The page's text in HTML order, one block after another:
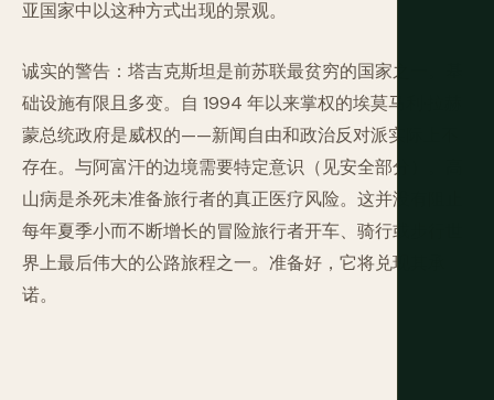
亚国家中以这种方式出现的景观。
诚实的警告：塔吉克斯坦是前苏联最贫穷的国家之一。基
础设施有限且多变。自 1994 年以来掌权的埃莫马利·拉赫
蒙总统政府是威权的——新闻自由和政治反对派实际上不
存在。与阿富汗的边境需要特定意识（见安全部分）。高
山病是杀死未准备旅行者的真正医疗风险。这并没有阻止
每年夏季小而不断增长的冒险旅行者开车、骑行或步行世
界上最后伟大的公路旅程之一。准备好，它将兑现其承
诺。